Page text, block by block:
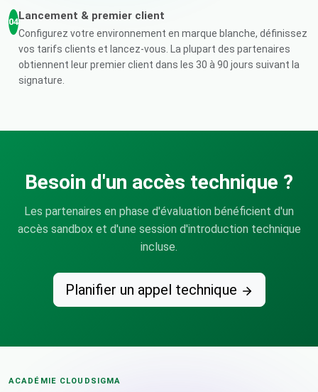
04Lancement & premier client
Configurez votre environnement en marque blanche, définissez
vos tarifs clients et lancez-vous. La plupart des partenaires
obtiennent leur premier client dans les 30 à 90 jours suivant la
signature.
Besoin d'un accès technique ?
Les partenaires en phase d'évaluation bénéficient d'un
accès sandbox et d'une session d'introduction technique
incluse.
Planifier un appel technique
ACADÉMIE CLOUDSIGMA